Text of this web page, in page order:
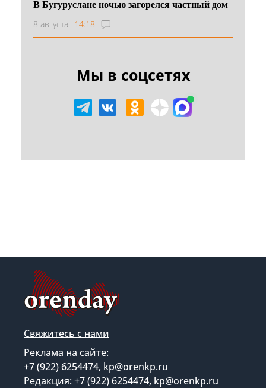
В Бугуруслане ночью загорелся частный дом
8 августа 14:18
Мы в соцсетях
Свяжитесь с нами
Реклама на сайте:
+7 (922) 6254474, kp@orenkp.ru
Редакция: +7 (922) 6254474, kp@orenkp.ru